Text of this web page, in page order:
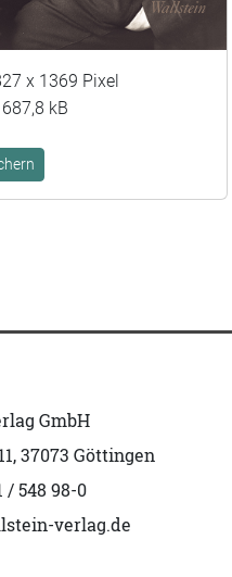
x 1369 Pixel
687,8 kB
GmbH
37073 Göttingen
/ 548 98-0
verlag.de